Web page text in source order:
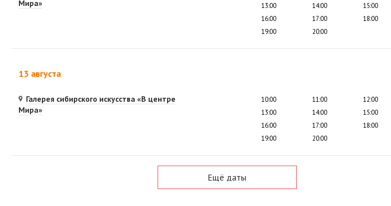
Мира»
13:00
14:00
15:00
16:00
17:00
18:00
19:00
20:00
13 августа
Галерея сибирского искусства «В центре
Мира»
10:00 11:00
12:00
13:00
14:00
15:00
16:00
17:00
18:00
19:00
20:00
Ещё даты